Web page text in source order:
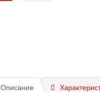
Описание